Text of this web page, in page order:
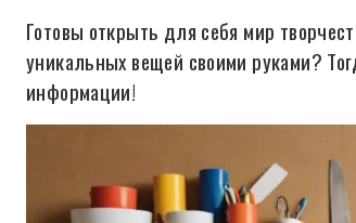
Готовы открыть для себя мир
уникальных вещей своими руками?
информации!